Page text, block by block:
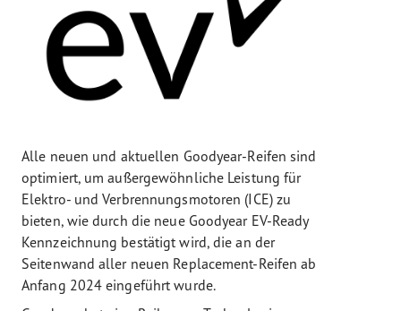
Alle neuen und aktuellen Goodyear-Reifen sind
optimiert, um außergewöhnliche Leistung für
Elektro- und Verbrennungsmotoren (ICE) zu
bieten, wie durch die neue Goodyear EV-Ready
Kennzeichnung bestätigt wird, die an der
Seitenwand aller neuen Replacement-Reifen ab
Anfang 2024 eingeführt wurde.